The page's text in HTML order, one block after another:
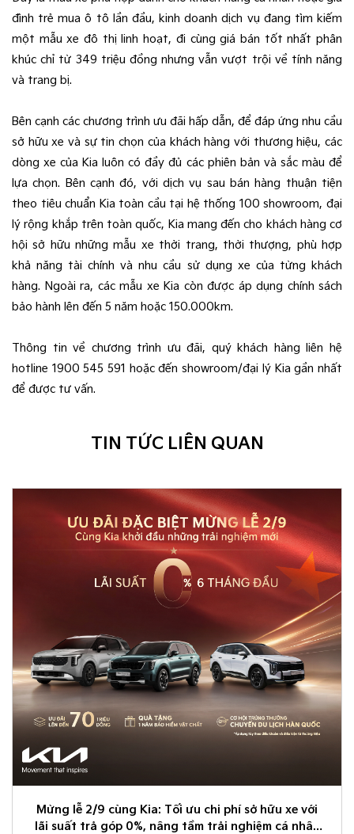
đình trẻ mua ô tô lần đầu, kinh doanh dịch vụ đang tìm kiếm
một mẫu xe đô thị linh hoạt, đi cùng giá bán tốt nhất phân
khúc chỉ từ 349 triệu đồng nhưng vẫn vượt trội về tính năng
và trang bị.
Bên cạnh các chương trình ưu đãi hấp dẫn, để đáp ứng nhu cầu
sở hữu xe và sự tin chọn của khách hàng với thương hiệu, các
dòng xe của Kia luôn có đầy đủ các phiên bản và sắc màu để
lựa chọn. Bên cạnh đó, với dịch vụ sau bán hàng thuận tiện
theo tiêu chuẩn Kia toàn cầu tại hệ thống 100 showroom, đại
lý rộng khắp trên toàn quốc, Kia mang đến cho khách hàng cơ
hội sở hữu những mẫu xe thời trang, thời thượng, phù hợp
khả năng tài chính và nhu cầu sử dụng xe của từng khách
hàng. Ngoài ra, các mẫu xe Kia còn được áp dụng chính sách
bảo hành lên đến 5 năm hoặc 150.000km.
Thông tin về chương trình ưu đãi, quý khách hàng liên hệ
hotline 1900 545 591 hoặc đến showroom/đại lý Kia gần nhất
để được tư vấn.
TIN TỨC LIÊN QUAN
Mừng lễ 2/9 cùng Kia: Tối ưu chi phí sở hữu xe với
lãi suất trả góp 0%, nâng tầm trải nghiệm cá nhân